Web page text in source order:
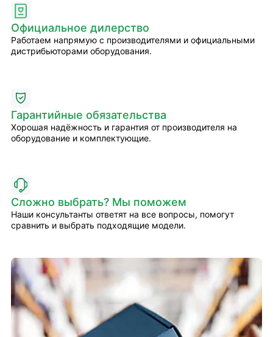
Официальное дилерство
Работаем напрямую с производителями и официальными
дистрибьюторами оборудования.
Гарантийные обязательства
Хорошая надёжность и гарантия от производителя на
оборудование и комплектующие.
Сложно выбрать? Мы поможем
Наши консультанты ответят на все вопросы, помогут
сравнить и выбрать подходящие модели.